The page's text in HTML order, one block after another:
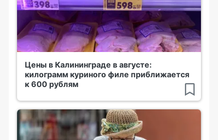
Цены в Калининграде в августе:
килограмм куриного филе приближается
к 600 рублям